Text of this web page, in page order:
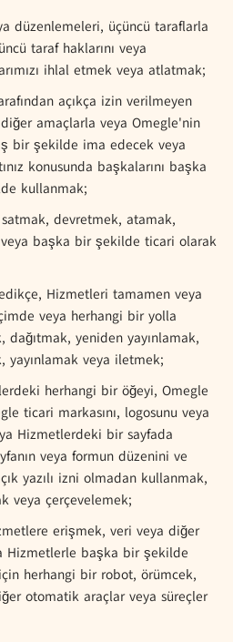
düzenlemeleri, üçüncü taraflarla
taraf haklarını veya
ihlal etmek veya atlatmak;
açıkça izin verilmeyen
amaçlarla veya Omegle'nin
bir şekilde ima edecek veya
konusunda başkalarını başka
kullanmak;
devretmek, atamak,
veya başka bir şekilde ticari olarak
Hizmetleri tamamen veya
veya herhangi bir yolla
yeniden yayınlamak,
yayınlamak veya iletmek;
herhangi bir öğeyi, Omegle
ticari markasını, logosunu veya
Hizmetlerdeki bir sayfada
veya formun düzenini ve
yazılı izni olmadan kullanmak,
veya çerçevelemek;
erişmek, veri veya diğer
Hizmetlerle başka bir şekilde
herhangi bir robot, örümcek,
otomatik araçlar veya süreçler